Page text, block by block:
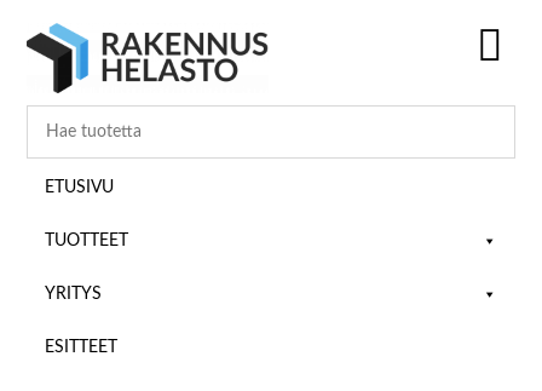
pääsisältöön
ensisijaiseen
alatunnisteeseen
ETUSIVU
TUOTTEET
YRITYS
ESITTEET